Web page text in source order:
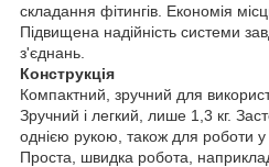
складання фітингів. Економія
Підвищена надійність системи
з'єднань.
Конструкція
Компактний, зручний для
Зручний і легкий, лише 1,3 кг.
однією рукою, також для роботи у
Проста, швидка робота,